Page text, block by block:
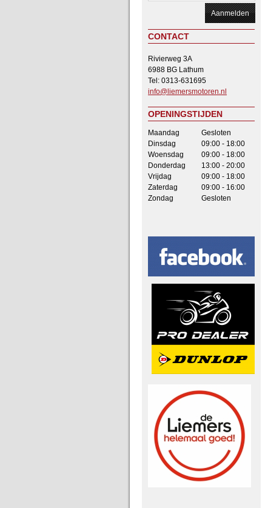
CONTACT
Rivierweg 3A
6988 BG Lathum
Tel: 0313-631695
info@liemersmotoren.nl
OPENINGSTIJDEN
Maandag
Gesloten
Dinsdag
09:00 - 18:00
Woensdag
09:00 - 18:00
Donderdag
13:00 - 20:00
Vrijdag
09:00 - 18:00
Zaterdag
09:00 - 16:00
Zondag
Gesloten